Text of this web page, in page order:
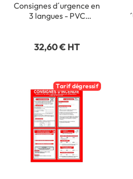
Consignes d´urgence en
3 langues - PVC
32,60 € HT
Tarif dégressif